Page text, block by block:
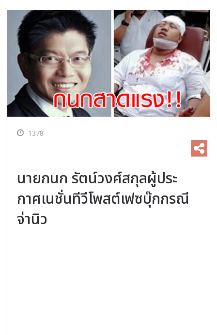
1378
นายกนก รัตน์วงศ์สกุลผู้ประ
กาศเนชั่นทีวีโพสต์เฟซบุ๊กกรณี
จ่านิว